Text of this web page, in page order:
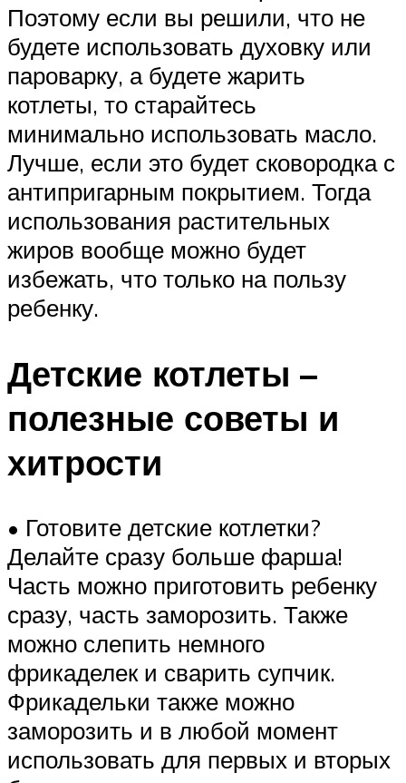
Поэтому если вы решили, что не
будете использовать духовку или
пароварку, а будете жарить
котлеты, то старайтесь
минимально использовать масло.
Лучше, если это будет сковородка с
антипригарным покрытием. Тогда
использования растительных
жиров вообще можно будет
избежать, что только на пользу
ребенку.
Детские котлеты –
полезные советы и
хитрости
• Готовите детские котлетки?
Делайте сразу больше фарша!
Часть можно приготовить ребенку
сразу, часть заморозить. Также
можно слепить немного
фрикаделек и сварить супчик.
Фрикадельки также можно
заморозить и в любой момент
использовать для первых и вторых